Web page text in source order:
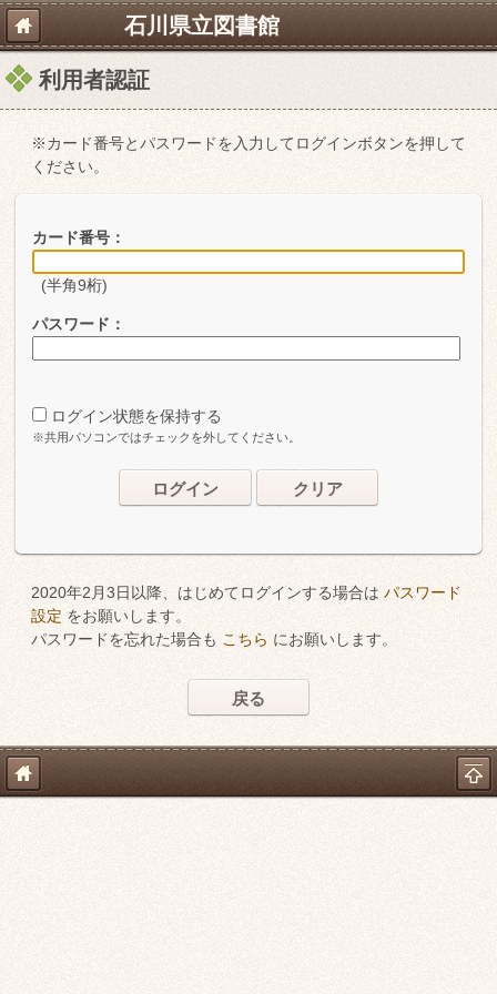
石川県立図書館
利用者認証
※カード番号とパスワードを入力してログインボタンを押して
ください。
カード番号：
(半角9桁)
パスワード：
ログイン状態を保持する
※共用パソコンではチェックを外してください。
ログイン クリア
2020年2月3日以降、はじめてログインする場合は パスワード
設定 をお願いします。
パスワードを忘れた場合も こちら にお願いします。
戻る